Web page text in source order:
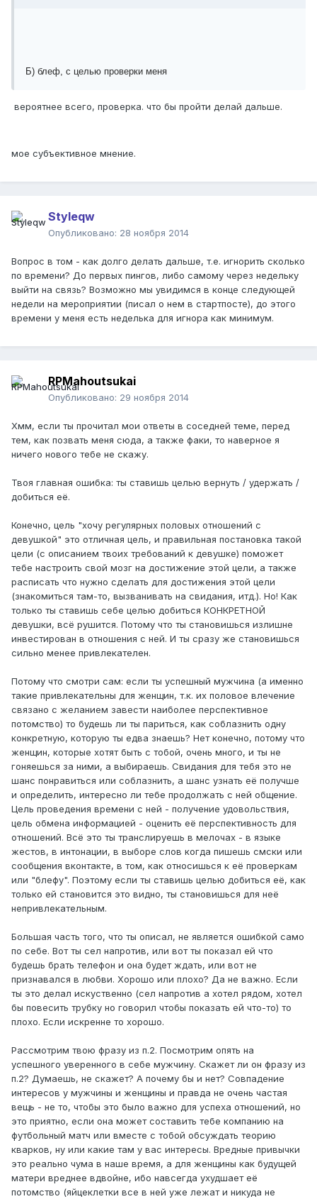
Б) блеф, с целью проверки меня
вероятнее всего, проверка. что бы пройти делай дальше.
мое субъективное мнение.
Styleqw
Опубликовано: 28 ноября 2014
Вопрос в том - как долго делать дальше, т.е. игнорить сколько
по времени? До первых пингов, либо самому через недельку
выйти на связь? Возможно мы увидимся в конце следующей
недели на мероприятии (писал о нем в стартпосте), до этого
времени у меня есть неделька для игнора как минимум.
RPMahoutsukai
Опубликовано: 29 ноября 2014
Хмм, если ты прочитал мои ответы в соседней теме, перед
тем, как позвать меня сюда, а также факи, то наверное я
ничего нового тебе не скажу.
Твоя главная ошибка: ты ставишь целью вернуть / удержать /
добиться её.
Конечно, цель "хочу регулярных половых отношений с
девушкой" это отличная цель, и правильная постановка такой
цели (с описанием твоих требований к девушке) поможет
тебе настроить свой мозг на достижение этой цели, а также
расписать что нужно сделать для достижения этой цели
(знакомиться там-то, вызванивать на свидания, итд.). Но! Как
только ты ставишь себе целью добиться КОНКРЕТНОЙ
девушки, всё рушится. Потому что ты становишься излишне
инвестирован в отношения с ней. И ты сразу же становишься
сильно менее привлекателен.
Потому что смотри сам: если ты успешный мужчина (а именно
такие привлекательны для женщин, т.к. их половое влечение
связано с желанием завести наиболее перспективное
потомство) то будешь ли ты париться, как соблазнить одну
конкретную, которую ты едва знаешь? Нет конечно, потому что
женщин, которые хотят быть с тобой, очень много, и ты не
гоняешься за ними, а выбираешь. Свидания для тебя это не
шанс понравиться или соблазнить, а шанс узнать её получше
и определить, интересно ли тебе продолжать с ней общение.
Цель проведения времени с ней - получение удовольствия,
цель обмена информацией - оценить её перспективность для
отношений. Всё это ты транслируешь в мелочах - в языке
жестов, в интонации, в выборе слов когда пишешь смски или
сообщения вконтакте, в том, как относишься к её проверкам
или "блефу". Поэтому если ты ставишь целью добиться её, как
только ей становится это видно, ты становишься для неё
непривлекательным.
Большая часть того, что ты описал, не является ошибкой само
по себе. Вот ты сел напротив, или вот ты показал ей что
будешь брать телефон и она будет ждать, или вот не
признавался в любви. Хорошо или плохо? Да не важно. Если
ты это делал искуственно (сел напротив а хотел рядом, хотел
бы повесить трубку но говорил чтобы показать ей что-то) то
плохо. Если искренне то хорошо.
Рассмотрим твою фразу из п.2. Посмотрим опять на
успешного уверенного в себе мужчину. Скажет ли он фразу из
п.2? Думаешь, не скажет? А почему бы и нет? Совпадение
интересов у мужчины и женщины и правда не очень частая
вещь - не то, чтобы это было важно для успеха отношений, но
это приятно, если она может составить тебе компанию на
футбольный матч или вместе с тобой обсуждать теорию
кварков, ну или какие там у вас интересы. Вредные привычки
это реально чума в наше время, а для женщины как будущей
матери вреднее вдвойне, ибо навсегда ухудшает её
потомство (яйцеклетки все в ней уже лежат и никуда не